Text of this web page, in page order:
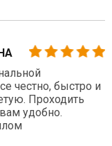
честно, быстро и
Проходить
удобно.